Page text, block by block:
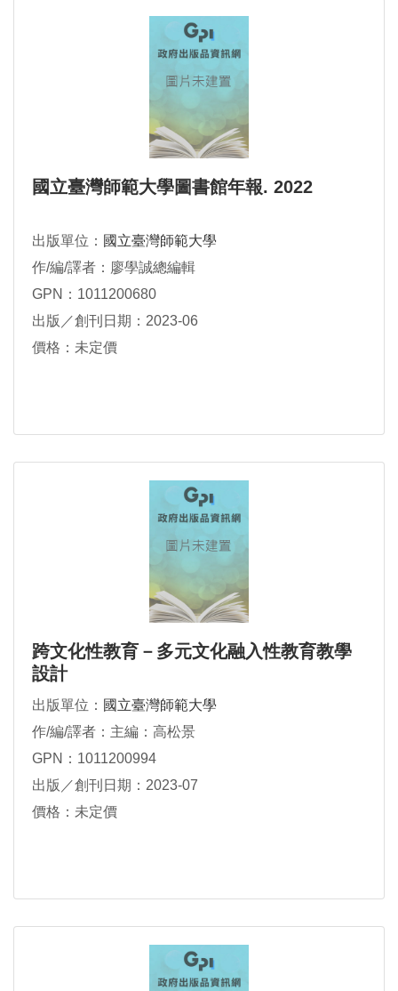
國立臺灣師範大學圖書館年報. 2022
出版單位： 國立臺灣師範大學
作/編/譯者：廖學誠總編輯
GPN：1011200680
出版／創刊日期：2023-06
價格：未定價
跨文化性教育－多元文化融入性教育教學
設計
出版單位： 國立臺灣師範大學
作/編/譯者：主編：高松景
GPN：1011200994
出版／創刊日期：2023-07
價格：未定價